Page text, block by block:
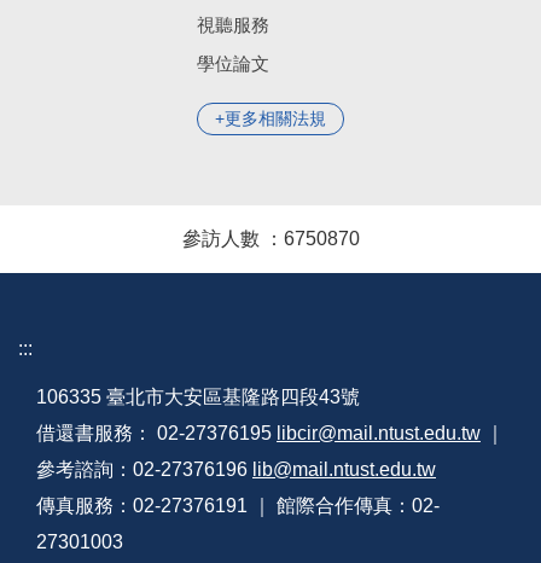
視聽服務
學位論文
更多相關法規
參訪人數 ： 6750870
:::
106335 臺北市大安區基隆路四段43號
借還書服務： 02-27376195 libcir@mail.ntust.edu.tw
參考諮詢：02-27376196 lib@mail.ntust.edu.tw
傳真服務：02-27376191 ｜ 館際合作傳真：02-
27301003